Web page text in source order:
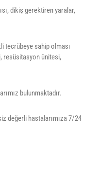
dikiş gerektiren yaralar,
tecrübeye sahip olması
resüsitasyon ünitesi,
bulunmaktadır.
değerli hastalarımıza 7/24